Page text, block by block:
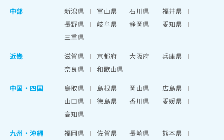
中部
新潟県 富山県 石川県
福井県
長野県
岐阜県 静岡県
愛知県
三重県
近畿
滋賀県 京都府 大阪府
兵庫県
奈良県
和歌山県
中国・四国
鳥取県 島根県 岡山県
広島県
山口県
徳島県 香川県
愛媛県
高知県
九州・沖縄
福岡県 佐賀県 長崎県
熊本県